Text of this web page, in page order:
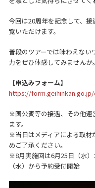
今回は20周年を記念して、
覧いただけます。
普段のツアーでは味わえない
力をぜひ体感してみませんか。
【申込みフォーム】
https://
※国公賓等の接遇、その他運
ます。
※当日はメディアによる取材
めご了承ください。
※8月実施回は6月25日（水
（水）から予約受付開始